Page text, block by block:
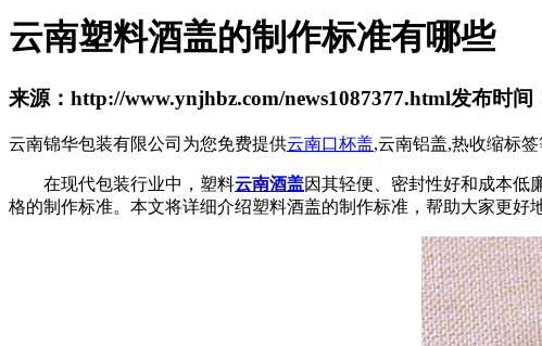
云南塑料酒盖的制作标准有哪些
来源：http://www.ynjhbz.com/news1087377.html发布时间
云南锦华包装有限公司为您免费提供云南口杯盖,云南铝盖,热收缩标
在现代包装行业中，塑料云南酒盖因其轻便、密封性好和成本低
格的制作标准。本文将详细介绍塑料酒盖的制作标准，帮助大家更好